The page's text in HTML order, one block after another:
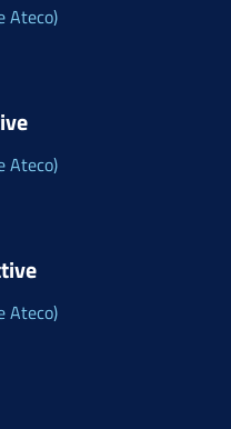
Ateco)
Ateco)
Ateco)